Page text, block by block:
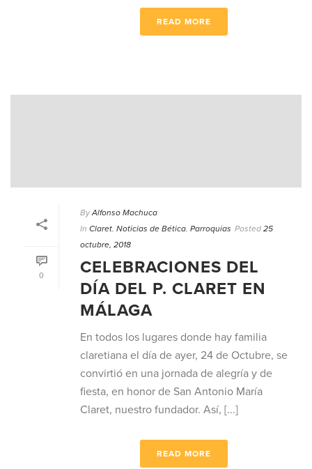
READ MORE
0
By Alfonso Machuca
In Claret, Noticias de Bética, Parroquias Posted 25
octubre, 2018
CELEBRACIONES DEL
DÍA DEL P. CLARET EN
MÁLAGA
En todos los lugares donde hay familia
claretiana el día de ayer, 24 de Octubre, se
convirtió en una jornada de alegría y de
fiesta, en honor de San Antonio María
Claret, nuestro fundador. Así, [...]
READ MORE